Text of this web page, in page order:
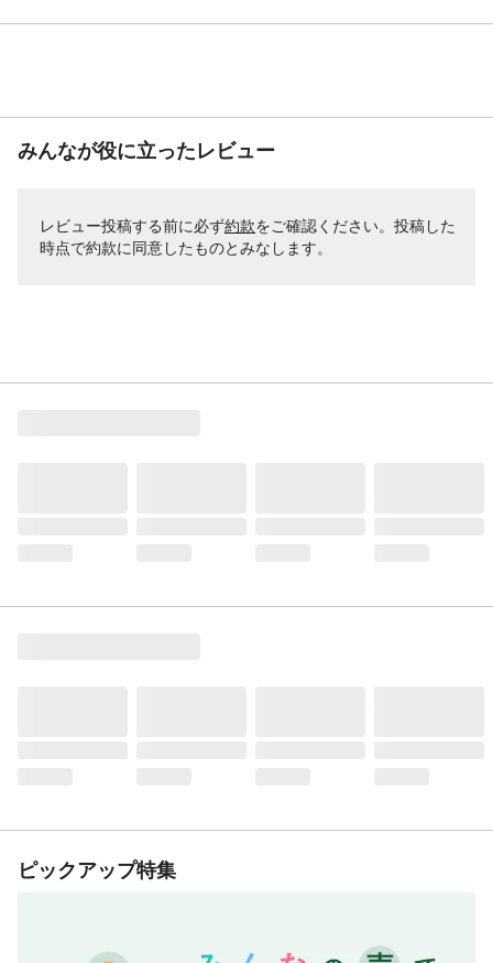
みんなが役に立ったレビュー
レビュー投稿する前に必ず約款をご確認ください。投稿した
時点で約款に同意したものとみなします。
ピックアップ特集